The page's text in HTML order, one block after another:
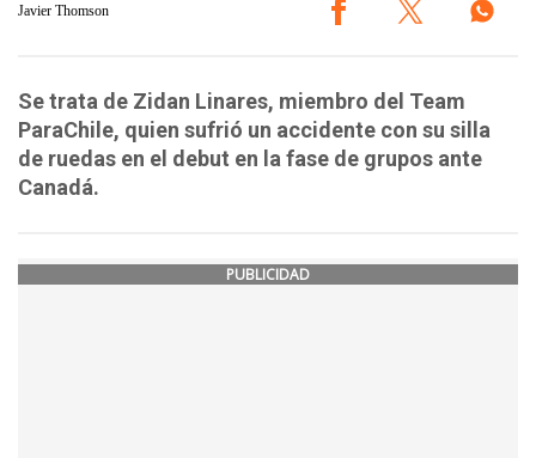
Javier Thomson
Se trata de Zidan Linares, miembro del Team
ParaChile, quien sufrió un accidente con su silla
de ruedas en el debut en la fase de grupos ante
Canadá.
PUBLICIDAD